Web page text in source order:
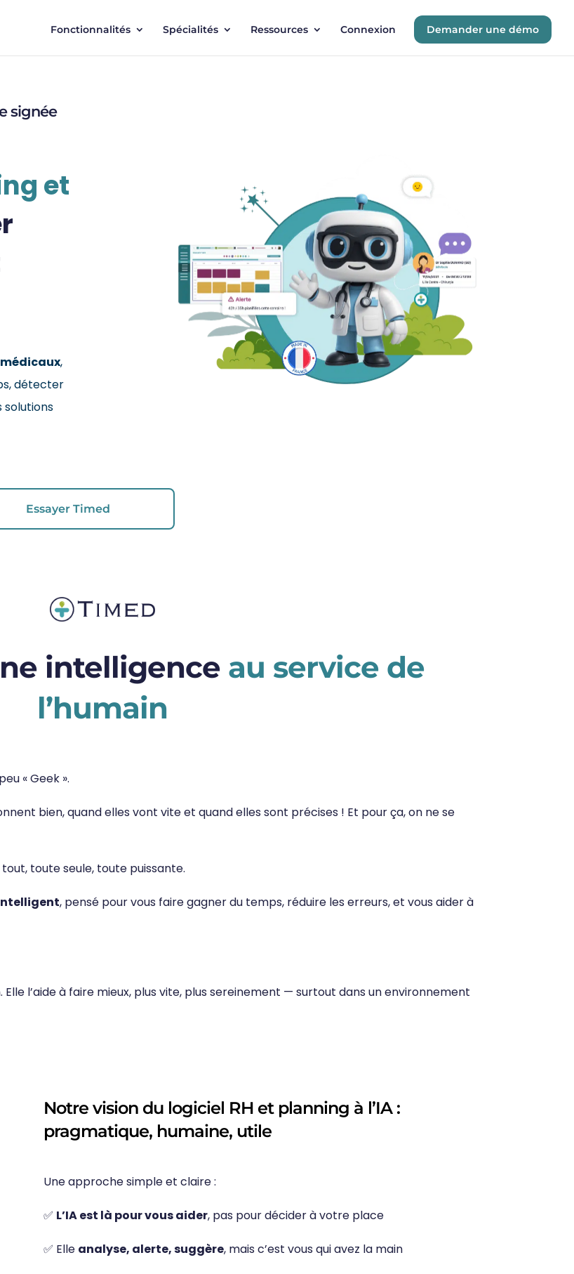
Fonctionnalités Spécialités Ressources Connexion Demander une démo
signée
et
,
détecter
solutions
Essayer Timed
intelligence au service de
l’humain
« Geek ».
bien, quand elles vont vite et quand elles sont précises ! Et pour ça, on ne se
toute seule, toute puissante.
, pensé pour vous faire gagner du temps, réduire les erreurs, et vous aider à
l’aide à faire mieux, plus vite, plus sereinement — surtout dans un environnement
Notre vision du logiciel RH et planning à l’IA :
pragmatique, humaine, utile
Une approche simple et claire :
✅ L’IA est là pour vous aider, pas pour décider à votre place
✅ Elle analyse, alerte, suggère, mais c’est vous qui avez la main